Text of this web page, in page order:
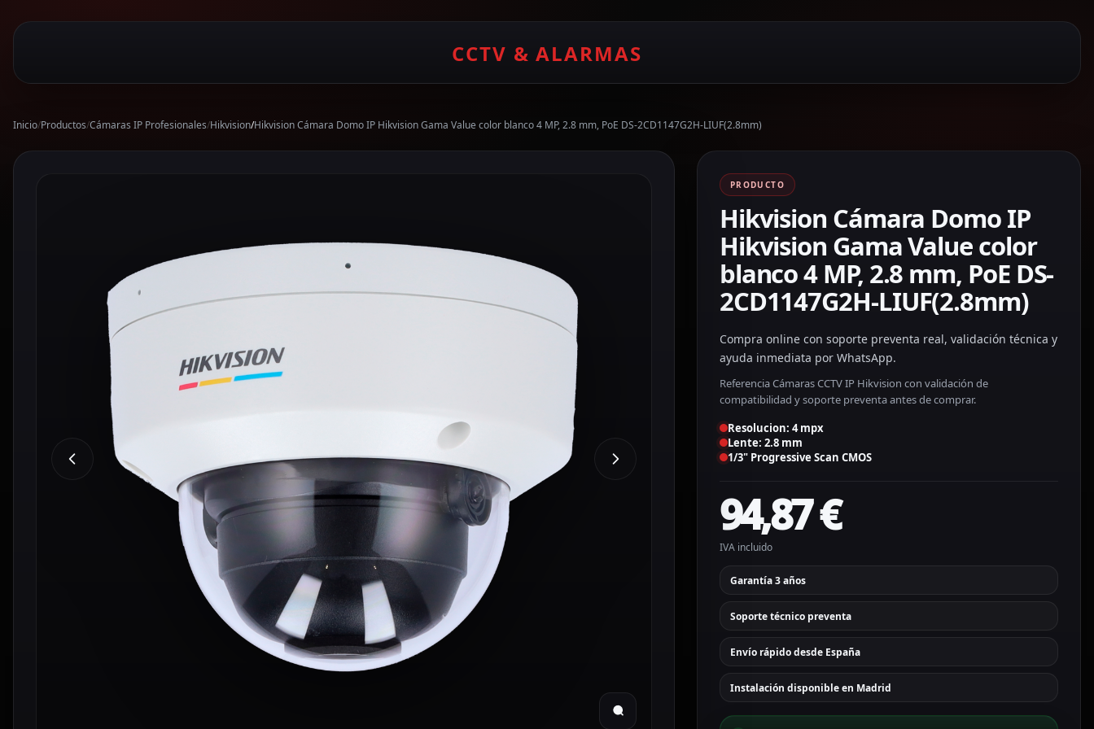
CCTV & ALARMAS
Inicio/Productos/Cámaras IP Profesionales/Hikvision/Hikvision Cámara Domo IP Hikvision Gama Value color blanco 4 MP, 2.8 mm, PoE DS-2CD1147G2H-LIUF(2.8mm)
PRODUCTO
Hikvision Cámara Domo IP
Hikvision Gama Value color
blanco 4 MP, 2.8 mm, PoE DS-
2CD1147G2H-LIUF(2.8mm)
Compra online con soporte preventa real, validación técnica y
ayuda inmediata por WhatsApp.
Referencia Cámaras CCTV IP Hikvision con validación de
compatibilidad y soporte preventa antes de comprar.
Resolucion: 4 mpx
Lente: 2.8 mm
1/3" Progressive Scan CMOS
94,87€
IVA incluido
Garantía 3 años
Soporte técnico preventa
Envío rápido desde España
Instalación disponible en Madrid